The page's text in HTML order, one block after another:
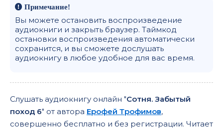
Примечание!
Вы можете остановить воспроизведение
аудиокниги и закрыть браузер. Таймкод
остановки воспроизведения автоматически
сохранится, и вы сможете дослушать
аудиокнигу в любое удобное для вас время.
Слушать аудиокнигу онлайн "Сотня. Забытый
поход 6" от автора Ерофей Трофимов,
совершенно бесплатно и без регистрации. Читает